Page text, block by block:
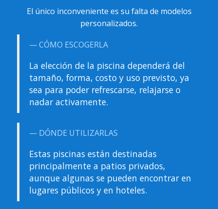
El único inconveniente es su falta de modelos
personalizados.
CÓMO ESCOGERLA
La elección de la piscina dependerá del
tamaño, forma, costo y uso previsto, ya
sea para poder refrescarse, relajarse o
nadar activamente.
DÓNDE UTILIZARLAS
Estas piscinas están destinadas
principalmente a patios privados,
aunque algunas se pueden encontrar en
lugares públicos y en hoteles.